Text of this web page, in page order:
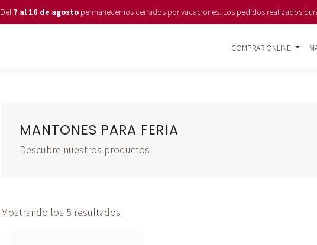
Del 7 al 16 de agosto permanecemos cerrados por vacaciones. Los pedidos realizados
COMPRAR ONLINE
MANTONES PARA FERIA
Descubre nuestros productos
Mostrando los 5 resultados